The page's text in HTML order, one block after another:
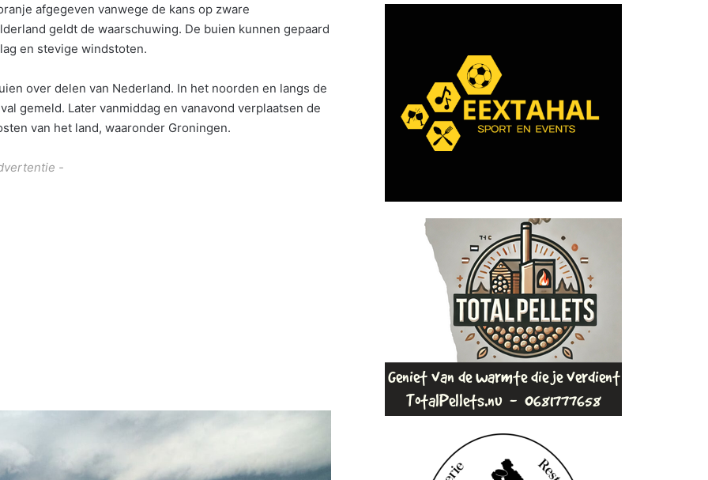
afgegeven vanwege de kans op zware
geldt de waarschuwing. De buien kunnen gepaard
en stevige windstoten.
over delen van Nederland. In het noorden en langs de
gemeld. Later vanmiddag en vanavond verplaatsen de
van het land, waaronder Groningen.
-